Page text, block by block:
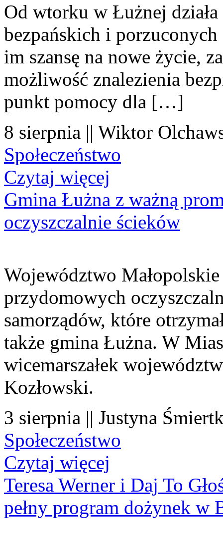
Od wtorku w Łużnej
bezpańskich i
im szansę na nowe życie,
możliwość znalezienia
punkt pomocy dla […]
8 sierpnia || Wiktor
Społeczeństwo
Czytaj więcej
Gmina Łużna z ważną
oczyszczalnie ścieków
Województwo
przydomowych
samorządów, które
także gmina Łużna. W
wicemarszałek
Kozłowski.
3 sierpnia || Justyna
Społeczeństwo
Czytaj więcej
Teresa Werner i Daj To
pełny program dożynek w